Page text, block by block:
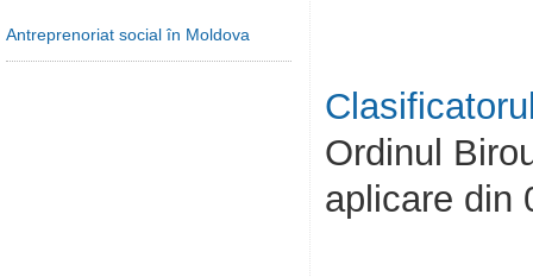
Antreprenoriat social în Moldova
Ordinul
aplicare din